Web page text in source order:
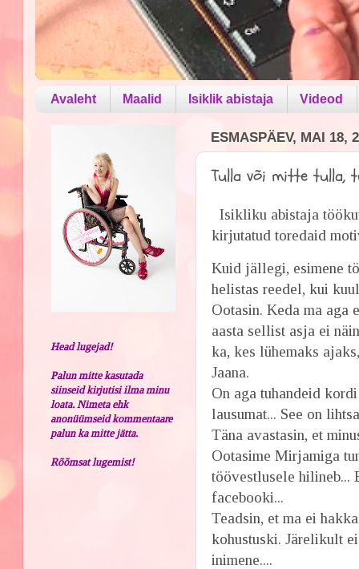
Avaleht Maalid Isiklik abistaja Videod
ESMASPÄEV, MAI 18,
Tulla või mitte tulla,
Isikliku abistaja
kirjutatud toredaid
Kuid jällegi, esimene
helistas reedel, kui
Ootasin. Keda ma aga
aasta sellist asja ei
ka, kes lühemaks
Jaana.
On aga tuhandeid
lausumat... See on
Täna avastasin, et
Ootasime Mirjamiga
töövestlusele hilineb...
facebooki...
Teadsin, et ma ei
kohustuski. Järelikult
inimene....
Head lugejad!
Palun mitte kasutada
siinseid kirjutisi ilma minu
loata. Nimeta ehk
anonüümseid kommentaare
palun ka mitte jätta.
Rõõmsat lugemist!